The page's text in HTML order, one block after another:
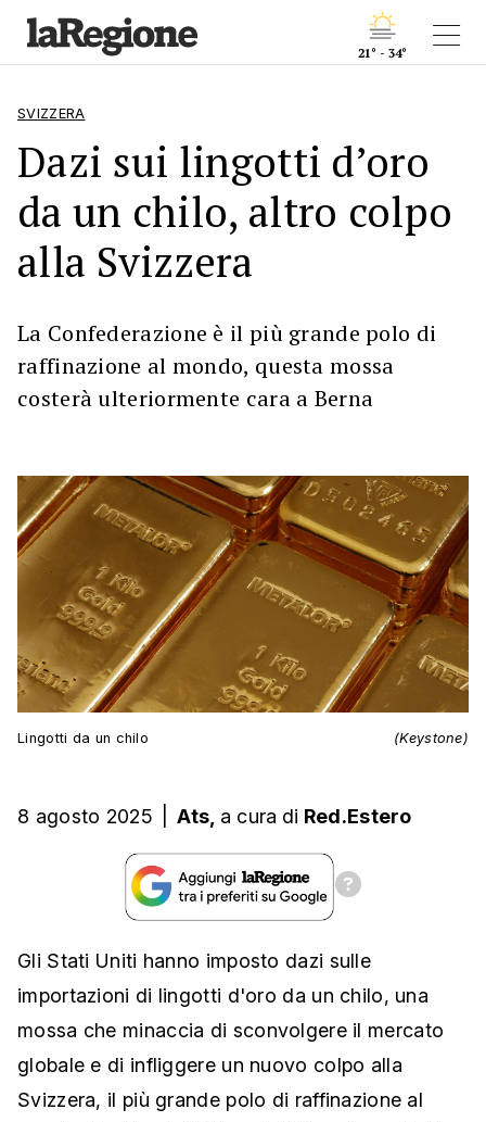
21° - 34°
SVIZZERA
Dazi sui lingotti d’oro
da un chilo, altro colpo
alla Svizzera
La Confederazione è il più grande polo di
raffinazione al mondo, questa mossa
costerà ulteriormente cara a Berna
Lingotti da un chilo (Keystone)
8 agosto 2025 Ats, a cura di Red.Estero
Gli Stati Uniti hanno imposto dazi sulle
importazioni di lingotti d'oro da un chilo, una
mossa che minaccia di sconvolgere il mercato
globale e di infliggere un nuovo colpo alla
Svizzera, il più grande polo di raffinazione al